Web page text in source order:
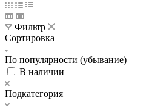
Фильтр
Сортировка
По популярности (убывание)
В наличии
Подкатегория